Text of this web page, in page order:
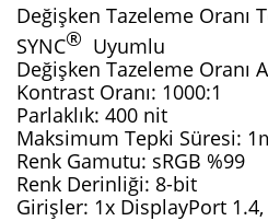
Değişken Tazeleme Oranı
SYNC® Uyumlu
Değişken Tazeleme Oranı
Kontrast Oranı: 1000:1
Parlaklık: 400 nit
Maksimum Tepki Süresi:
Renk Gamutu: sRGB %99
Renk Derinliği: 8-bit
Girişler: 1x DisplayPort